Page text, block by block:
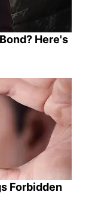
Here's
Forbidden